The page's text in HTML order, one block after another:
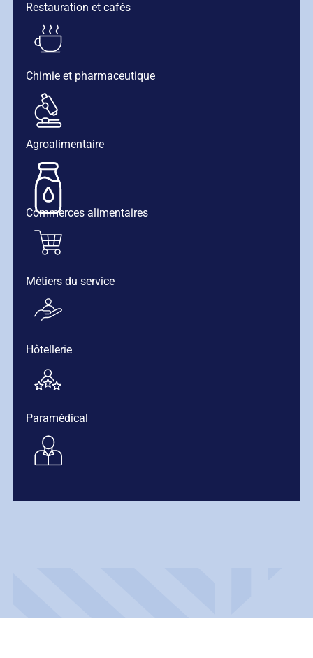
Restauration et cafés
Chimie et pharmaceutique
Agroalimentaire
Commerces alimentaires
Métiers du service
Hôtellerie
Paramédical